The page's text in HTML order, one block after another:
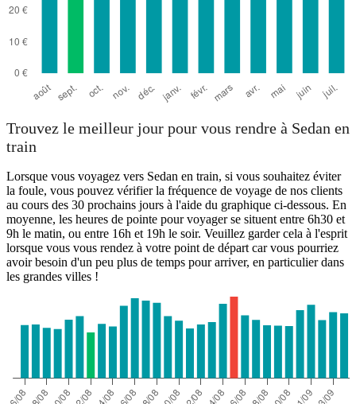
Trouvez le meilleur jour pour vous rendre à Sedan en
train
Lorsque vous voyagez vers Sedan en train, si vous souhaitez éviter
la foule, vous pouvez vérifier la fréquence de voyage de nos clients
au cours des 30 prochains jours à l'aide du graphique ci-dessous. En
moyenne, les heures de pointe pour voyager se situent entre 6h30 et
9h le matin, ou entre 16h et 19h le soir. Veuillez garder cela à l'esprit
lorsque vous vous rendez à votre point de départ car vous pourriez
avoir besoin d'un peu plus de temps pour arriver, en particulier dans
les grandes villes !